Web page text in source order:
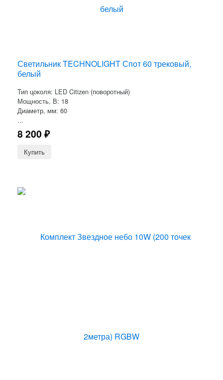
Светильник TECHNOLIGHT Спот 60 трековый,
белый
Тип цоколя: LED Citizen (поворотный)
Мощность, В: 18
Диаметр, мм: 60
...
8 200 ₽